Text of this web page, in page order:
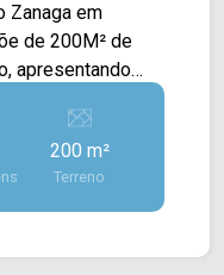
Zanaga em
apresentando
ideal para
no dia a dia. A
sala de estar
com
e boa
200 m²
Terreno